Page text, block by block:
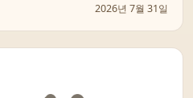
2026년 7월 31일